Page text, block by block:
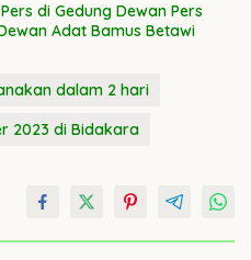
di Gedung Dewan Pers
Adat Bamus Betawi
dalam 2 hari
2023 di Bidakara